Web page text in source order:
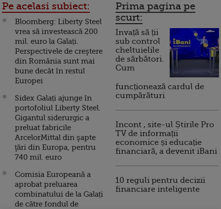
Pe acelasi subiect:
Bloomberg: Liberty Steel
vrea să investească 200
mil. euro la Galați.
Perspectivele de creştere
din România sunt mai
bune decât în restul
Europei
Sidex Galați ajunge în
portofoliul Liberty Steel.
Gigantul siderurgic a
preluat fabricile
ArcelorMittal din şapte
ţări din Europa, pentru
740 mil. euro
Comisia Europeană a
aprobat preluarea
combinatului de la Galați
de către fondul de
Prima pagina pe
scurt:
Invață să ții
sub control
cheltuielile
de sărbători.
Cum
funcționează cardul de
cumpărături
Incont , site-ul Știrile Pro
TV de informații
economice și educație
financiară, a devenit iBani
10 reguli pentru decizii
financiare inteligente